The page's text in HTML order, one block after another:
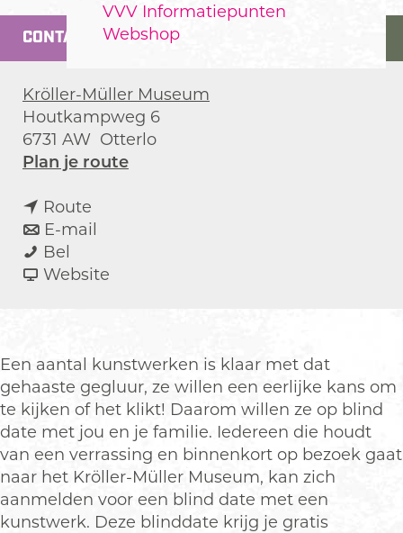
VVV Informatiepunten
Webshop
CONTACT
Kröller-Müller Museum
Houtkampweg 6
6731 AW Otterlo
Plan je routen
d
a
t
e
m
e
t
e
Route
a
r
n
d
d
a
t
e
m
e
E-mail
a
i
n
d
d
a
t
e
m
Bel
l
d
a
e
m
e
t
e
Website
l
i
n
d
d
a
t
e
Een aantal kunstwerken is klaar met dat
gehaaste gegluur, ze willen een eerlijke kans om
te kijken of het klikt! Daarom willen ze op blind
date met jou en je familie. Iedereen die houdt
van een verrassing en binnenkort op bezoek gaat
naar het Kröller-Müller Museum, kan zich
aanmelden voor een blind date met een
kunstwerk. Deze blinddate krijg je gratis